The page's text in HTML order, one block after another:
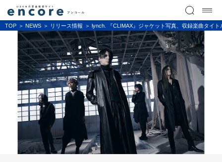
TOP NEWS リリース情報 lynch. 『CLIMAX』ジャケット写真、収録楽曲タイト